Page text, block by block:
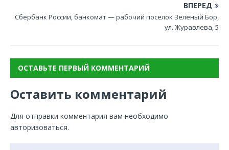
ВПЕРЕД
Сбербанк России, банкомат — рабочий поселок Зеленый Бор,
ул. Журавлева, 5
ОСТАВЬТЕ ПЕРВЫЙ КОММЕНТАРИЙ
Оставить комментарий
Для отправки комментария вам необходимо
авторизоваться.